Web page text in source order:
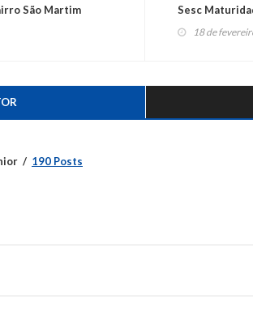
São Martim Sesc
18 de
190 Posts